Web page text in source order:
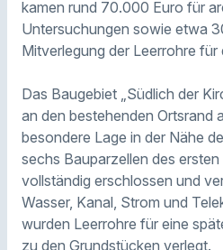
kamen rund 70.000 Euro für
Untersuchungen sowie etwa
Mitverlegung der Leerrohre
Das Baugebiet „Südlich der
an den bestehenden Ortsrand
besondere Lage in der Nähe
sechs Bauparzellen des
vollständig erschlossen und
Wasser, Kanal, Strom und
wurden Leerrohre für eine
zu den Grundstücken verlegt.